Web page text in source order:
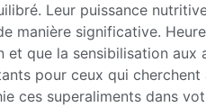
Leur puissance
manière significative.
et que la sensibilisation aux
pour ceux qui
ces superaliments dans